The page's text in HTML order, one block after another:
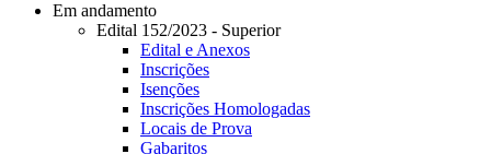
Em andamento
Edital 152/2023 - Superior
Edital e Anexos
Inscrições
Isenções
Inscrições Homologadas
Locais de Prova
Gabaritos